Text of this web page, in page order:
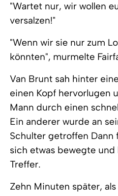
"Wartet nur, wir wollen
versalzen!"
"Wenn wir sie nur zum
könnten", murmelte
Van Brunt sah hinter
einen Kopf hervorlugen
Mann durch einen
Ein anderer wurde an
Schulter getroffen Dann
sich etwas bewegte
Treffer.
Zehn Minuten später,